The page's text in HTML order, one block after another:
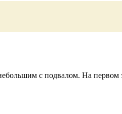
с подвалом. На первом